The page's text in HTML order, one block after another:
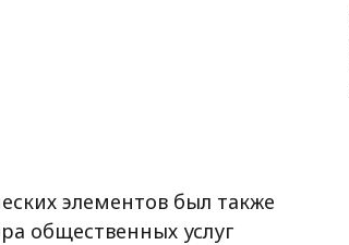
элементов был также
общественных услуг